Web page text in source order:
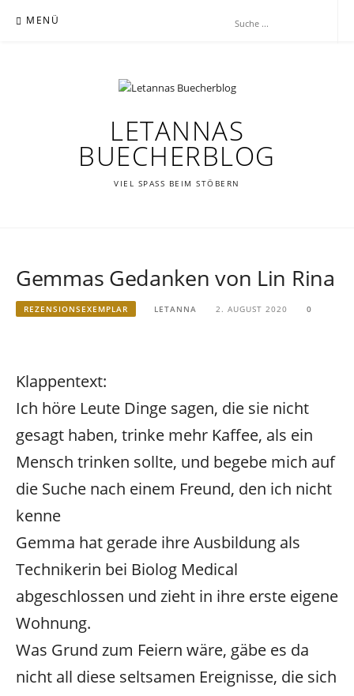
Inhalt MENÜ
LETANNAS
BUECHERBLOG
VIEL SPASS BEIM STÖBERN
Gemmas Gedanken von Lin Rina
REZENSIONSEXEMPLAR LETANNA 2. AUGUST 2020 0
Klappentext:
Ich höre Leute Dinge sagen, die sie nicht
gesagt haben, trinke mehr Kaffee, als ein
Mensch trinken sollte, und begebe mich auf
die Suche nach einem Freund, den ich nicht
kenne
Gemma hat gerade ihre Ausbildung als
Technikerin bei Biolog Medical
abgeschlossen und zieht in ihre erste eigene
Wohnung.
Was Grund zum Feiern wäre, gäbe es da
nicht all diese seltsamen Ereignisse, die sich